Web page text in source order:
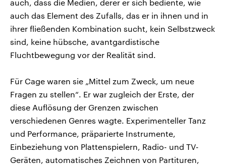
auch, dass die Medien, derer er sich bediente, wie
auch das Element des Zufalls, das er in ihnen und in
ihrer fließenden Kombination sucht, kein Selbstzweck
sind, keine hübsche, avantgardistische
Fluchtbewegung vor der Realität sind.
Für Cage waren sie „Mittel zum Zweck, um neue
Fragen zu stellen“. Er war zugleich der Erste, der
diese Auflösung der Grenzen zwischen
verschiedenen Genres wagte. Experimenteller Tanz
und Performance, präparierte Instrumente,
Einbeziehung von Plattenspielern, Radio- und TV-
Geräten, automatisches Zeichnen von Partituren,